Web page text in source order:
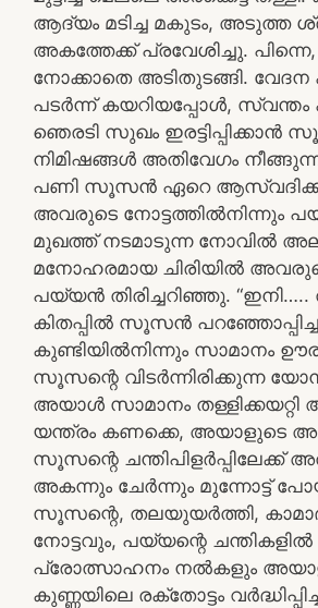
ആദ്യം മടിച്ച മകുടം, അടുത്ത
അകത്തേക്ക് പ്രവേശിച്ചു.
നോക്കാതെ അടിതുടങ്ങി.
പടർന്ന് കയറിയപ്പോൾ, സ്വന്തം
ഞെരടി സുഖം ഇരട്ടിപ്പിക്കാൻ
നിമിഷങ്ങൾ അതിവേഗം
പണി സൂസൻ ഏറെ
അവരുടെ നോട്ടത്തിൽനിന്നും
മുഖത്ത് നടമാടുന്ന നോവിൽ
മനോഹരമായ ചിരിയിൽ
പയ്യൻ തിരിച്ചറിഞ്ഞു. “ഇനി…..
കിതപ്പിൽ സൂസൻ
കുണ്ടിയിൽനിന്നും സാമാനം
സൂസന്റെ വിടർന്നിരിക്കുന്ന
അയാൾ സാമാനം തള്ളിക്കയറ്റി
യന്ത്രം കണക്കെ, അയാളുടെ
സൂസന്റെ ചന്തിപിളർപ്പിലേക്ക്
അകന്നും ചേർന്നും മുന്നോട്ട്
സൂസന്റെ, തലയുയർത്തി,
നോട്ടവും, പയ്യന്റെ
പ്രോത്സാഹനം നൽകളും
കുണ്ണയിലെ രക്തോട്ടം